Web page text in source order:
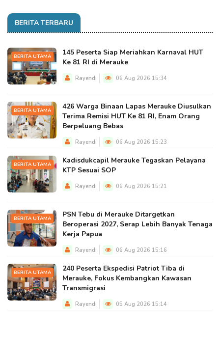
BERITA TERBARU
BERITA UTAMA
145 Peserta Siap Meriahkan Karnaval HUT
Ke 81 RI di Merauke
Rayendi 06 Aug 2026 15:34
BERITA UTAMA
426 Warga Binaan Lapas Merauke Diusulkan
Terima Remisi HUT Ke 81 RI, Enam Orang
Berpeluang Bebas
Rayendi 06 Aug 2026 15:23
BERITA UTAMA
Kadisdukcapil Merauke Tegaskan Pelayana
KTP Sesuai SOP
Rayendi 06 Aug 2026 15:21
BERITA UTAMA
PSN Tebu di Merauke Ditargetkan
Beroperasi 2027, Serap Lebih Banyak Tenaga
Kerja Papua
Rayendi 06 Aug 2026 15:16
BERITA UTAMA
240 Peserta Ekspedisi Patriot Tiba di
Merauke, Fokus Kembangkan Kawasan
Transmigrasi
Rayendi 05 Aug 2026 15:14